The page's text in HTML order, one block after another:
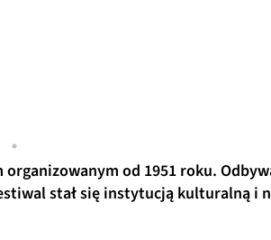
od 1951 roku.
stał się instytucją kulturalną i